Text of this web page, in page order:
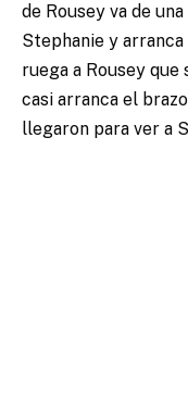
de Rousey va de
Stephanie y
ruega a Rousey
casi arranca el
llegaron para ver a